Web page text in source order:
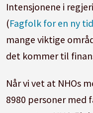
Intensjonene i
(Fagfolk for en ny tid
mange viktige
det kommer til
Når vi vet at NHOs
8980 personer med